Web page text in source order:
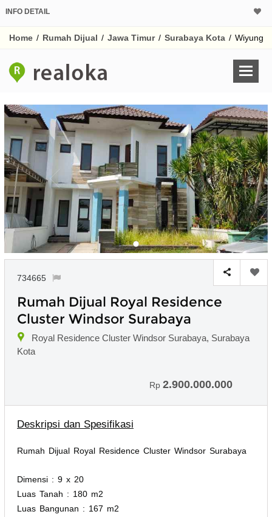
INFO DETAIL
Home / Rumah Dijual / Jawa Timur / Surabaya Kota / Wiyung
734665
Rumah Dijual Royal Residence
Cluster Windsor Surabaya
Royal Residence Cluster Windsor Surabaya, Surabaya
Kota
Rp 2.900.000.000
Deskripsi dan Spesifikasi
Rumah Dijual Royal Residence Cluster Windsor Surabaya
Dimensi : 9 x 20
Luas Tanah : 180 m2
Luas Bangunan : 167 m2
Harga Rp
Untuk hasil simulasi
pada kotak-
Simpan